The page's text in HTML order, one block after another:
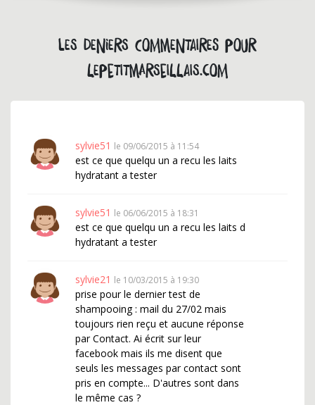
Les deniers commentaires pour
lepetitmarseillais.com
sylvie51 le 09/06/2015 à 11:54
est ce que quelqu un a recu les laits
hydratant a tester
sylvie51 le 06/06/2015 à 18:31
est ce que quelqu un a recu les laits d
hydratant a tester
sylvie21 le 10/03/2015 à 19:30
prise pour le dernier test de
shampooing : mail du 27/02 mais
toujours rien reçu et aucune réponse
par Contact. Ai écrit sur leur
facebook mais ils me disent que
seuls les messages par contact sont
pris en compte... D'autres sont dans
le même cas ?